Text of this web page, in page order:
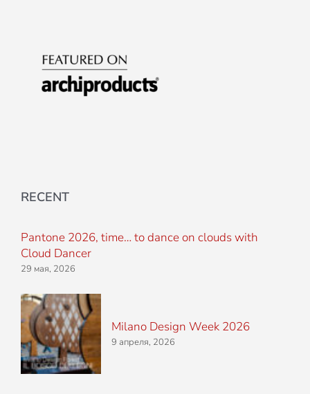
RECENT
Pantone 2026, time… to dance on clouds with
Cloud Dancer
29 мая, 2026
Milano Design Week 2026
9 апреля, 2026